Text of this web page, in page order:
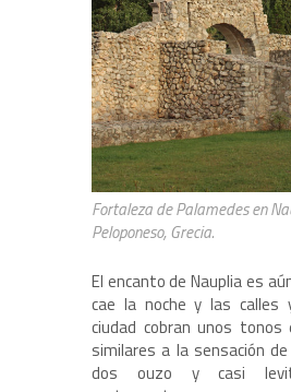
Fortaleza de Palamedes en
Peloponeso, Grecia.
El encanto de Nauplia es
cae la noche y las calles
ciudad cobran unos tonos
similares a la sensación
dos ouzo y casi